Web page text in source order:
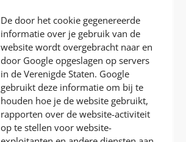
De door het cookie gegenereerde
informatie over je gebruik van de
website wordt overgebracht naar en
door Google opgeslagen op servers
in de Verenigde Staten. Google
gebruikt deze informatie om bij te
houden hoe je de website gebruikt,
rapporten over de website-activiteit
op te stellen voor website-